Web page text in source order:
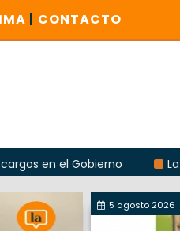
| CONTACTO
Gobierno
La Unesco
5 agosto 2026